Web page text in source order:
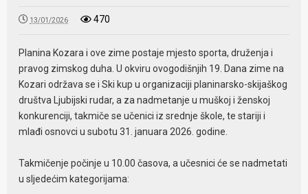
13/01/2026 470
Planina Kozara i ove zime postaje mjesto sporta, druženja i
pravog zimskog duha. U okviru ovogodišnjih 19. Dana zime na
Kozari održava se i Ski kup u organizaciji planinarsko-skijaškog
društva Ljubijski rudar, a za nadmetanje u muškoj i ženskoj
konkurenciji, takmiče se učenici iz srednje škole, te stariji i
mlađi osnovci u subotu 31. januara 2026. godine.
Takmičenje počinje u 10.00 časova, a učesnici će se nadmetati
u sljedećim kategorijama: